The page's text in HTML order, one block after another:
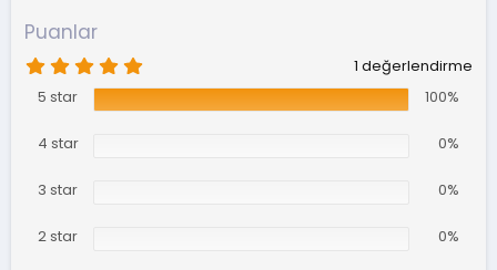
Puanlar
0
0
1 değerlendirme
5 star
100%
4 star 0%
3 star 0%
2 star 0%